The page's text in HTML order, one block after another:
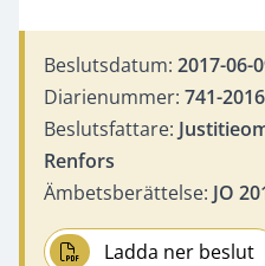
Beslutsdatum: 2017-06-
Diarienummer: 741-2016
Beslutsfattare:
Renfors
Ämbetsberättelse: JO
Ladda ner beslut